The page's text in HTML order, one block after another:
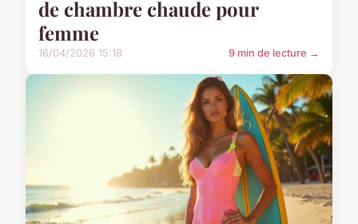
de chambre chaude pour
femme
16/04/2026 15:18 9 min de lecture →